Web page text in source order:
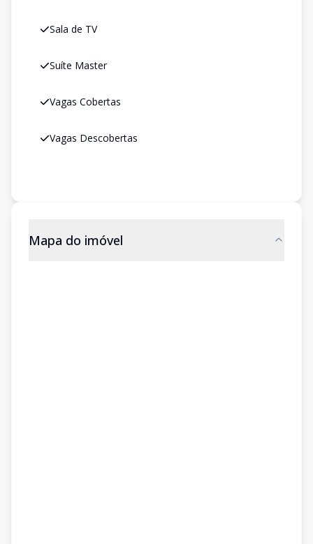
Sala de TV
Suíte Master
Vagas Cobertas
Vagas Descobertas
Mapa do imóvel